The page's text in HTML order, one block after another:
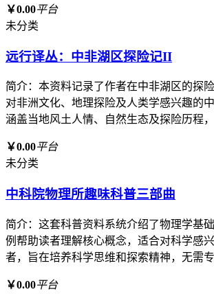
￥0.00平台
未分类
远行译丛：中非湖区探险记II
简介：本资料记录了作者在中非湖区的探
对非洲文化、地理探险及人类学感兴趣的
涵盖当地风土人情、自然生态及探险历程
￥0.00平台
未分类
中科院物理所趣味科普三部曲
简介：这套科普资料系统介绍了物理学基
例帮助读者理解核心概念，适合对科学感
者，旨在培养科学思维和探索精神，无需
￥0.00平台